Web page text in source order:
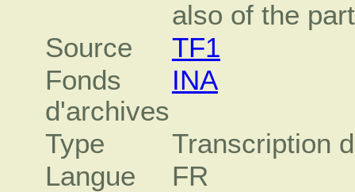
also of the
Source
TF1
Fonds
d'archives
INA
Type
Transcription
Langue
FR